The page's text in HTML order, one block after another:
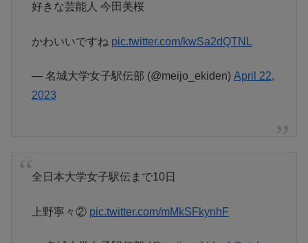
好きな芸能人 今田美桜
かわいいですね pic.twitter.com/kwSa2dQTNL
— 名城大学女子駅伝部 (@meijo_ekiden) April 22,
2023
全日本大学女子駅伝まで10日
上野寧々② pic.twitter.com/mMkSFkynhF